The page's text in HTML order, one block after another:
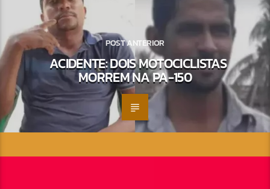
POST ANTERIOR
ACIDENTE: DOIS MOTOCICLISTAS
MORREM NA PA-150